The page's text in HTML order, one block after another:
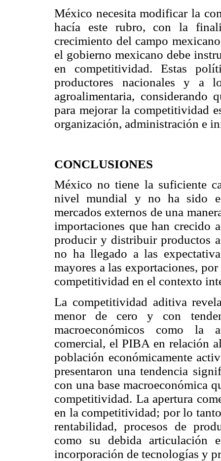
México necesita modificar la
hacía este rubro, con la
crecimiento del campo
el gobierno mexicano debe
en competitividad. Estas
productores nacionales y a
agroalimentaria, considerando
para mejorar la competitividad
organización, administración e
CONCLUSIONES
México no tiene la suficiente
nivel mundial y no ha sido
mercados externos de una
importaciones que han crecido
producir y distribuir productos
no ha llegado a las
mayores a las exportaciones,
competitividad en el contexto
La competitividad aditiva
menor de cero y con
macroeconómicos como la
comercial, el PIBA en relación
población económicamente
presentaron una tendencia
con una base macroeconómica
competitividad. La apertura
en la competitividad; por lo
rentabilidad, procesos de
como su debida articulación
incorporación de tecnologías y